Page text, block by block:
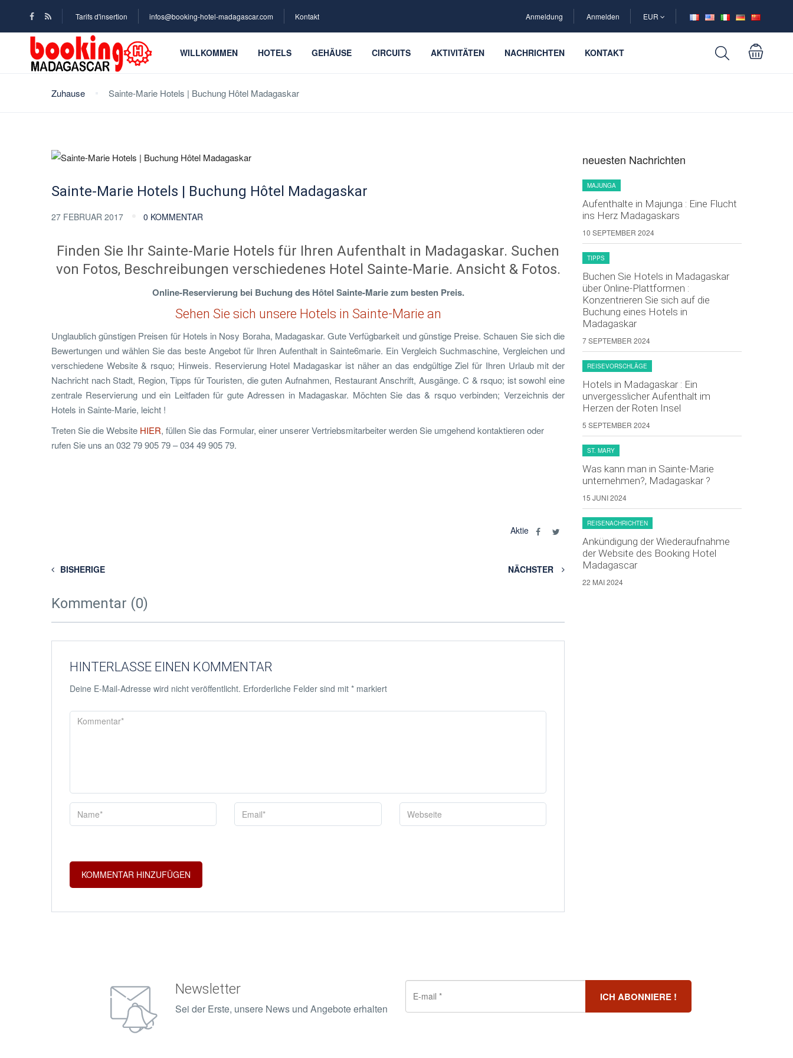
Tarifs d'insertion infos@booking-hotel-madagascar.com Kontakt Anmeldung Anmelden EUR
WILLKOMMEN HOTELS GEHÄUSE CIRCUITS AKTIVITÄTEN NACHRICHTEN KONTAKT
Zuhause Sainte-Marie Hotels | Buchung Hôtel Madagaskar
Sainte-Marie Hotels | Buchung Hôtel Madagaskar
27 FEBRUAR 2017 0 KOMMENTAR
Finden Sie Ihr Sainte-Marie Hotels für Ihren Aufenthalt in Madagaskar. Suchen
von Fotos, Beschreibungen verschiedenes Hotel Sainte-Marie. Ansicht & Fotos.
Online-Reservierung bei Buchung des Hôtel Sainte-Marie zum besten Preis.
Sehen Sie sich unsere Hotels in Sainte-Marie an
Unglaublich günstigen Preisen für Hotels in Nosy Boraha, Madagaskar. Gute Verfügbarkeit und günstige Preise. Schauen Sie sich die
Bewertungen und wählen Sie das beste Angebot für Ihren Aufenthalt in Sainte6marie. Ein Vergleich Suchmaschine, Vergleichen und
verschiedene Website & rsquo; Hinweis. Reservierung Hotel Madagaskar ist näher an das endgültige Ziel für Ihren Urlaub mit der
Nachricht nach Stadt, Region, Tipps für Touristen, die guten Aufnahmen, Restaurant Anschrift, Ausgänge. C & rsquo; ist sowohl eine
zentrale Reservierung und ein Leitfaden für gute Adressen in Madagaskar. Möchten Sie das & rsquo verbinden; Verzeichnis der
Hotels in Sainte-Marie, leicht !
Treten Sie die Website HIER, füllen Sie das Formular, einer unserer Vertriebsmitarbeiter werden Sie umgehend kontaktieren oder
rufen Sie uns an 032 79 905 79 – 034 49 905 79.
Aktie
BISHERIGE NÄCHSTER
Kommentar (0)
HINTERLASSE EINEN KOMMENTAR
Deine E-Mail-Adresse wird nicht veröffentlicht. Erforderliche Felder sind mit * markiert
neuesten Nachrichten
MAJUNGA
Aufenthalte in Majunga : Eine Flucht
ins Herz Madagaskars
10 SEPTEMBER 2024
TIPPS
Buchen Sie Hotels in Madagaskar
über Online-Plattformen :
Konzentrieren Sie sich auf die
Buchung eines Hotels in
Madagaskar
7 SEPTEMBER 2024
REISEVORSCHLÄGE
Hotels in Madagaskar : Ein
unvergesslicher Aufenthalt im
Herzen der Roten Insel
5 SEPTEMBER 2024
ST. MARY
Was kann man in Sainte-Marie
unternehmen?, Madagaskar ?
15 JUNI 2024
REISENACHRICHTEN
Ankündigung der Wiederaufnahme
der Website des Booking Hotel
Madagascar
22 MAI 2024
Newsletter
Sei der Erste, unsere News und Angebote erhalten